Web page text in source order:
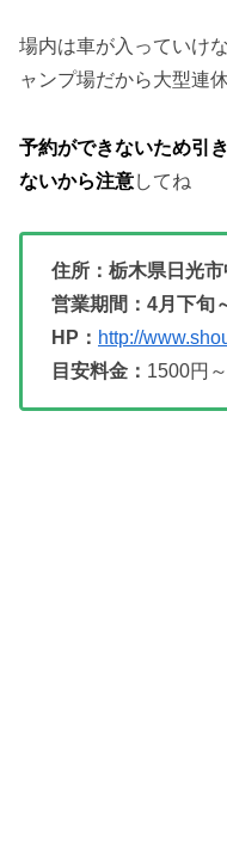
場内は車が入っていけ
ャンプ場だから大型連
予約ができないため引
ないから注意してね
住所：栃木県日光
営業期間：4月下旬
HP： http://
目安料金： 1500円～